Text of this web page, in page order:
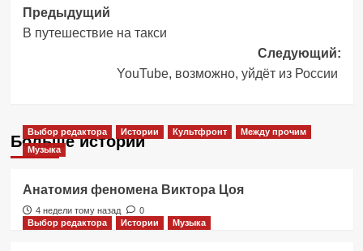
Навигация
записи
Предыдущий
В путешествие на такси
Следующий:
YouTube, возможно, уйдёт из России
Больше историй
Выбор редактора Истории Культфронт
Между прочим
Музыка
Анатомия феномена Виктора Цоя
4 недели тому назад
0
Выбор редактора
Истории Музыка